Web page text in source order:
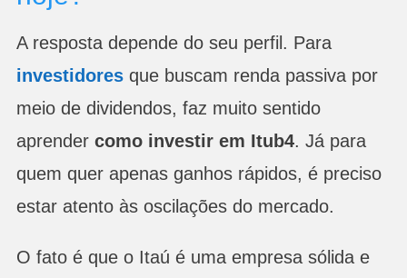
A resposta depende do seu perfil. Para
investidoresque buscam renda passiva por
meio de dividendos, faz muito sentido
aprender como investir em Itub4. Já para
quem quer apenas ganhos rápidos, é preciso
estar atento às oscilações do mercado.
O fato é que o Itaú é uma empresa sólida e